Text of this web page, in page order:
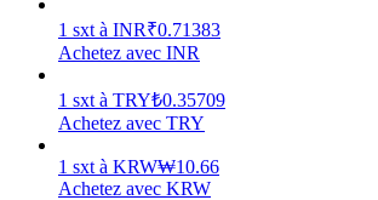
Jalonnement
Des rendements élevés et un accès
1 sxt à INR₹0.71383
Achetez avec INR
1 sxt à TRY₺0.35709
Achetez avec TRY
1 sxt à KRW₩10.66
Achetez avec KRW